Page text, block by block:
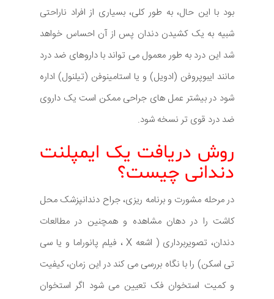
بود با این حال، به طور کلی، بسیاری از افراد ناراحتی
شبیه به یک کشیدن دندان پس از آن احساس خواهد
شد این درد به طور معمول می تواند با داروهای ضد درد
مانند ایبوپروفن (ادویل) و یا استامینوفن (تیلنول) اداره
شود در بیشتر عمل های جراحی ممکن است یک داروی
ضد درد قوی تر نسخه شود.
روش دریافت یک ایمپلنت
دندانی چیست؟
در مرحله مشورت و برنامه ریزی، جراح دندانپزشک محل
کاشت را در دهان مشاهده و همچنین در مطالعات
دندان، تصویربرداری ( اشعه X ، فیلم پانوراما و یا سی
تی اسکن) را با نگاه بررسی می کند در این زمان، کیفیت
و کمیت استخوان فک تعیین می شود اگر استخوان